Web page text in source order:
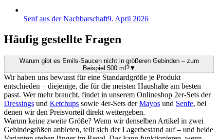
Senf aus der Nachbarschaft9. April 2026
Häufig gestellte Fragen
Warum gibt es Emils-Saucen nicht in größeren Gebinden – zum
Beispiel 500 ml?▼
Wir haben uns bewusst für eine Standardgröße je Produkt
entschieden – diejenige, die für die meisten Haushalte am besten
passt. Wer mehr braucht, findet in unserem Onlineshop 2er-Sets der
Dressings und Ketchups sowie 4er-Sets derMayos und Senfe, bei
denen wir den Preisvorteil direkt weitergeben.
Warum keine zweite Größe? Wenn wir denselben Artikel in zwei
Gebindegrößen anbieten, teilt sich der Lagerbestand auf – und beide